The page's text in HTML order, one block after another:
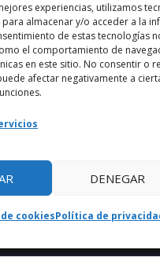
experiencias, utilizamos
almacenar y/o acceder a la
de estas tecnologías
el comportamiento de
en este sitio. No consentir o
afectar negativamente a
DENEGAR
cookiesPolítica de